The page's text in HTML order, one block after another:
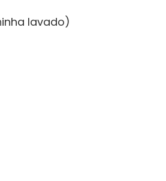
lavado)